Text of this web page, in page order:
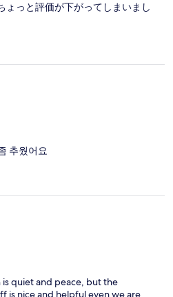
ょっと評価が下がってしまいまし
추웠어요
quiet and peace, but the
is nice and helpful even we are